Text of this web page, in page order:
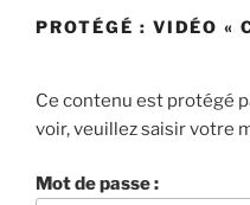
PROTÉGÉ : VIDÉO «
Ce contenu est protégé
voir, veuillez saisir votre
Mot de passe :